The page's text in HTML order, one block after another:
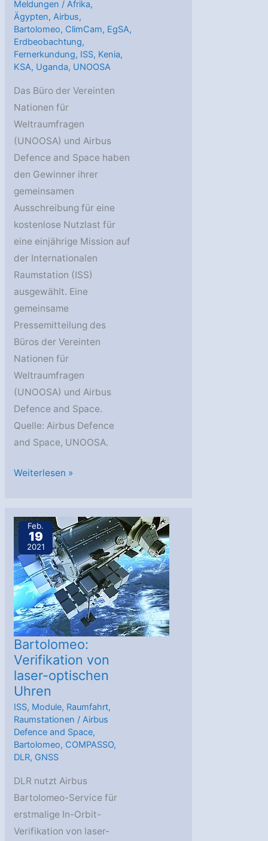
Meldungen /Afrika,
Ägypten,Airbus,
Bartolomeo, ClimCam, EgSA,
Erdbeobachtung,
Fernerkundung, ISS, Kenia,
KSA, Uganda, UNOOSA
Das Büro der Vereinten
Nationen für
Weltraumfragen
(UNOOSA) und Airbus
Defence and Space haben
den Gewinner ihrer
gemeinsamen
Ausschreibung für eine
kostenlose Nutzlast für
eine einjährige Mission auf
der Internationalen
Raumstation (ISS)
ausgewählt. Eine
gemeinsame
Pressemitteilung des
Büros der Vereinten
Nationen für
Weltraumfragen
(UNOOSA) und Airbus
Defence and Space.
Quelle: Airbus Defence
and Space, UNOOSA.
UNOOSA
Afrikanisches
Team
für
Flug
kostenloser
Klima-
Nutzlast
zur
ISS
ausgewählt
Weiterlesen »
Feb.
19
2021
Bartolomeo:
Verifikation von
laser-optischen
Uhren
ISS, Module, Raumfahrt,
Raumstationen /Airbus
Defence and Space,
Bartolomeo, COMPASSO,
DLR, GNSS
DLR nutzt Airbus
Bartolomeo-Service für
erstmalige In-Orbit-
Verifikation von laser-